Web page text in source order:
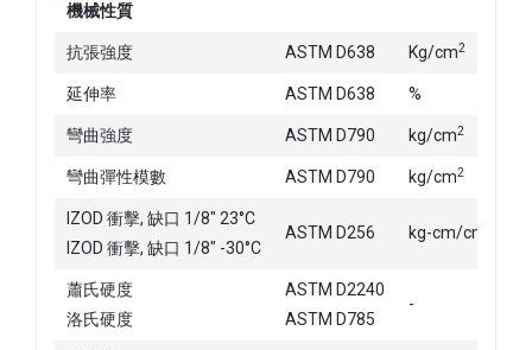
機械性質
抗張強度 ASTM D638 Kg/cm2
延伸率 ASTM D638 %
彎曲強度 ASTM D790 kg/cm2
彎曲彈性模數 ASTM D790 kg/cm2
IZOD 衝擊, 缺口 1/8" 23°C
IZOD 衝擊, 缺口 1/8" -30°C
ASTM D256 kg-cm/cm
蕭氏硬度
洛氏硬度
ASTM D2240
ASTM D785
-